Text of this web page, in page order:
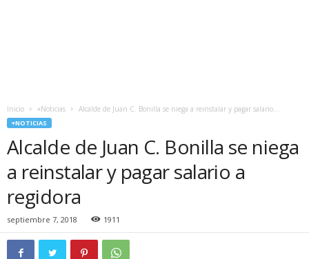
Inicio +Noticias Alcalde de Juan C. Bonilla se niega a reinstalar y pagar salario...
+NOTICIAS
Alcalde de Juan C. Bonilla se niega
a reinstalar y pagar salario a
regidora
septiembre 7, 2018 1911